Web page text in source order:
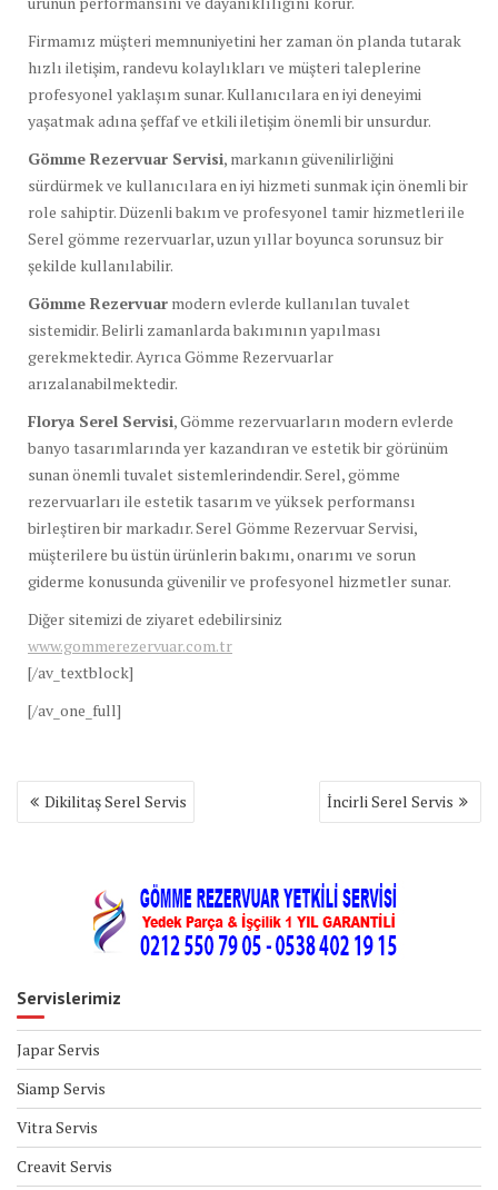
Firmamız müşteri memnuniyetini her zaman ön planda tutarak
hızlı iletişim, randevu kolaylıkları ve müşteri taleplerine
profesyonel yaklaşım sunar. Kullanıcılara en iyi deneyimi
yaşatmak adına şeffaf ve etkili iletişim önemli bir unsurdur.
Gömme Rezervuar Servisi, markanın güvenilirliğini
sürdürmek ve kullanıcılara en iyi hizmeti sunmak için önemli bir
role sahiptir. Düzenli bakım ve profesyonel tamir hizmetleri ile
Serel gömme rezervuarlar, uzun yıllar boyunca sorunsuz bir
şekilde kullanılabilir.
Gömme Rezervuar modern evlerde kullanılan tuvalet
sistemidir. Belirli zamanlarda bakımının yapılması
gerekmektedir. Ayrıca Gömme Rezervuarlar
arızalanabilmektedir.
Florya Serel Servisi, Gömme rezervuarların modern evlerde
banyo tasarımlarında yer kazandıran ve estetik bir görünüm
sunan önemli tuvalet sistemlerindendir. Serel, gömme
rezervuarları ile estetik tasarım ve yüksek performansı
birleştiren bir markadır. Serel Gömme Rezervuar Servisi,
müşterilere bu üstün ürünlerin bakımı, onarımı ve sorun
giderme konusunda güvenilir ve profesyonel hizmetler sunar.
Diğer sitemizi de ziyaret edebilirsiniz
www.gommerezervuar.com.tr
[/av_textblock]
[/av_one_full]
Yazı
gezinmesi
Dikilitaş Serel Servis İncirli Serel Servis
Servislerimiz
Japar Servis
Siamp Servis
Vitra Servis
Creavit Servis